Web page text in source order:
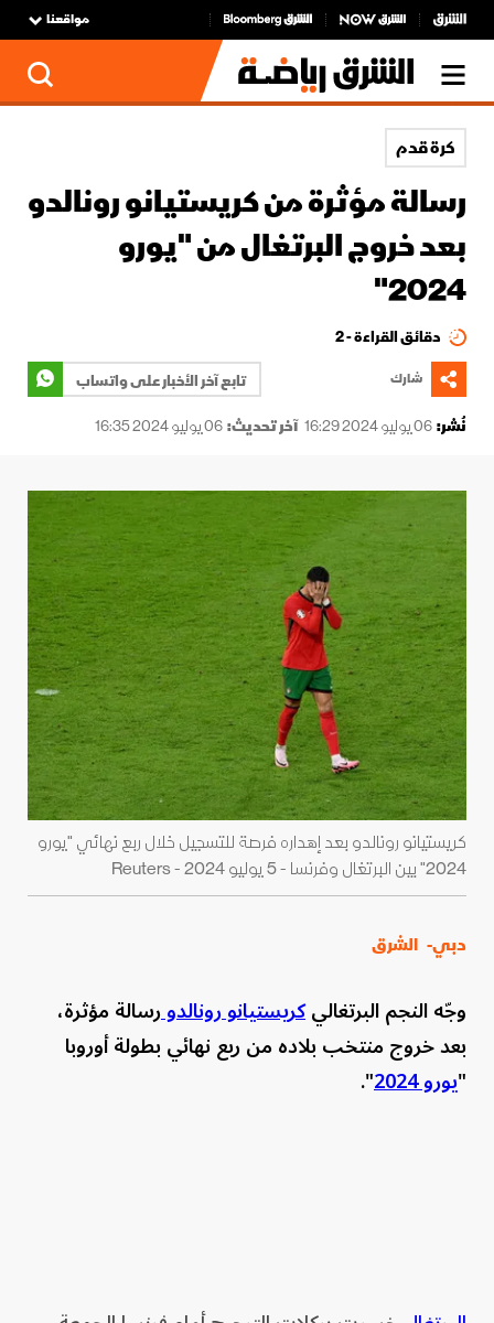
مواقعنا
كرة قدم
رسالة مؤثرة من كريستيانو رونالدو
بعد خروج البرتغال من "يورو
2024"
دقائق القراءة - 2
شارك
تابع آخر الأخبار على واتساب
نُشر:06 يوليو 2024 16:29 آخر تحديث:06 يوليو 2024 16:35
كريستيانو رونالدو بعد إهداره فرصة للتسجيل خلال ربع نهائي "يورو
2024" بين البرتغال وفرنسا - 5 يوليو 2024 - Reuters
دبي- الشرق
وجّه النجم البرتغاليكريستيانو رونالدورسالة مؤثرة،
بعد خروج منتخب بلاده من ربع نهائي بطولة أوروبا
"يورو 2024 ".